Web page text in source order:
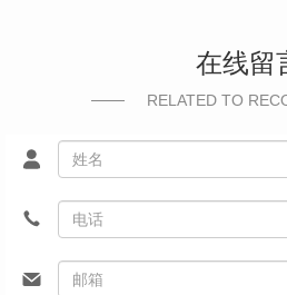
在线留
RELATED TO